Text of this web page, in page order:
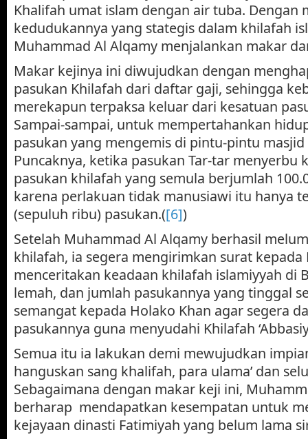
Khalifah umat islam dengan air tuba. Dengan
kedudukannya yang stategis dalam khilafah
Muhammad Al Alqamy menjalankan makar
Makar kejinya ini diwujudkan dengan
pasukan Khilafah dari daftar gaji, sehingga
merekapun terpaksa keluar dari kesatuan
Sampai-sampai, untuk mempertahankan
pasukan yang mengemis di pintu-pintu masjid
Puncaknya, ketika pasukan Tar-tar menyerbu
pasukan khilafah yang semula berjumlah
karena perlakuan tidak manusiawi itu hanya
(sepuluh ribu) pasukan.([6])
Setelah Muhammad Al Alqamy berhasil
khilafah, ia segera mengirimkan surat kepada
menceritakan keadaan khilafah islamiyyah di
lemah, dan jumlah pasukannya yang tinggal
semangat kepada Holako Khan agar segera
pasukannya guna menyudahi Khilafah
Semua itu ia lakukan demi mewujudkan
hanguskan sang khalifah, para ulama’ dan
Sebagaimana dengan makar keji ini,
berharap mendapatkan kesempatan untuk
kejayaan dinasti Fatimiyah yang belum lama